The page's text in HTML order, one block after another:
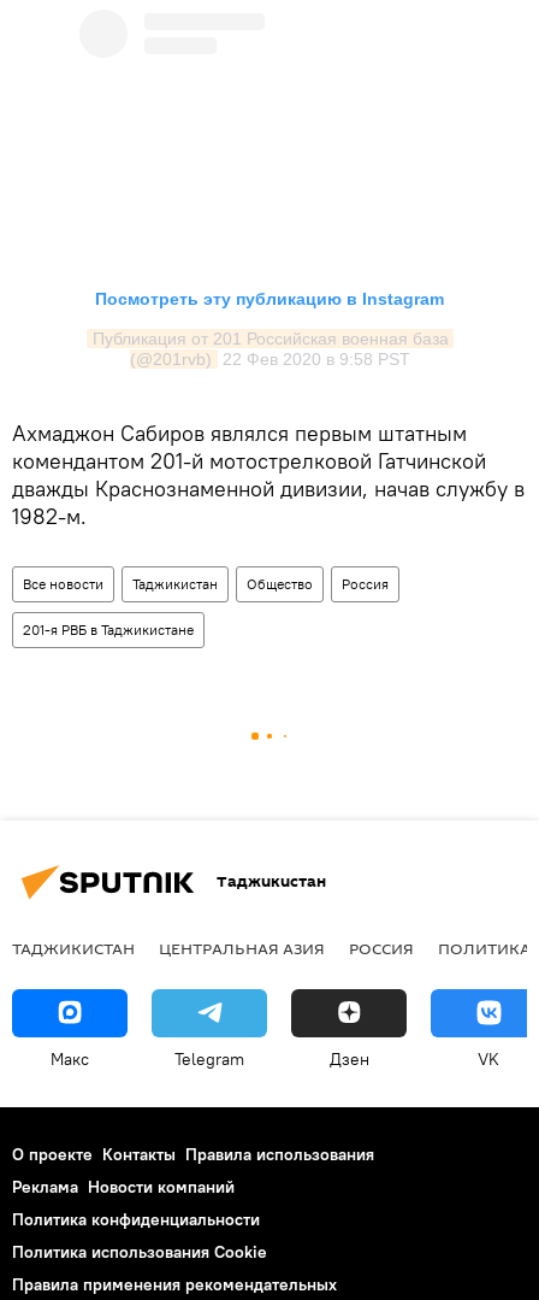
Посмотреть эту публикацию в Instagram
Публикация от 201 Российская военная база
(@201rvb)
22 Фев 2020 в 9:58 PST
Ахмаджон Сабиров являлся первым штатным
комендантом 201-й мотострелковой Гатчинской
дважды Краснознаменной дивизии, начав службу в
1982-м.
Все новости Таджикистан Общество Россия
201-я РВБ в Таджикистане
Таджикистан
ТАДЖИКИСТАН ЦЕНТРАЛЬНАЯ АЗИЯ РОССИЯ ПОЛИТИКА
Макс Telegram Дзен VK
О проекте Контакты Правила использования
Реклама Новости компаний
Политика конфиденциальности
Политика использования Cookie
Правила применения рекомендательных